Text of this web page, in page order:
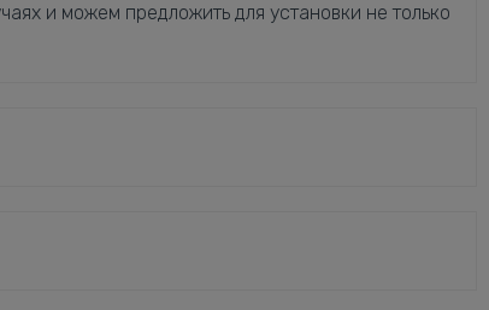
и можем предложить для установки не только